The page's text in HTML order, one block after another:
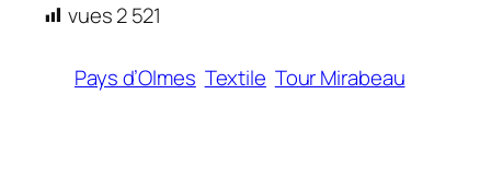
vues2 521
Pays d’Olmes Textile Tour Mirabeau